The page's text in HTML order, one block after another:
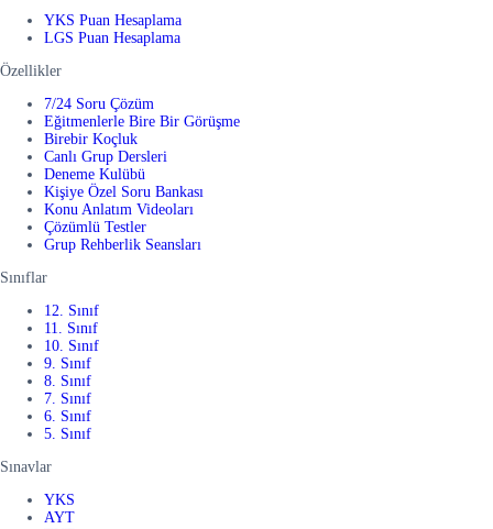
YKS Puan Hesaplama
LGS Puan Hesaplama
Özellikler
7/24 Soru Çözüm
Eğitmenlerle Bire Bir Görüşme
Birebir Koçluk
Canlı Grup Dersleri
Deneme Kulübü
Kişiye Özel Soru Bankası
Konu Anlatım Videoları
Çözümlü Testler
Grup Rehberlik Seansları
Sınıflar
12. Sınıf
11. Sınıf
10. Sınıf
9. Sınıf
8. Sınıf
7. Sınıf
6. Sınıf
5. Sınıf
Sınavlar
YKS
AYT